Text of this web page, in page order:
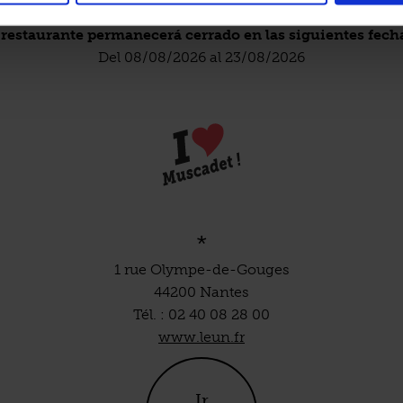
permanecerá cerrado en las siguientes
Del 08/08/2026 al 23/08/2026
*
1 rue Olympe-de-Gouges
44200 Nantes
Tél. : 02 40 08 28 00
www.leun.fr